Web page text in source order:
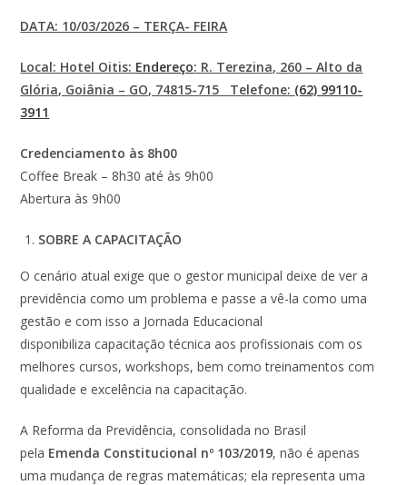
DATA: 10/03/2026 – TERÇA- FEIRA
Local: Hotel Oitis: Endereço: R. Terezina, 260 – Alto da
Glória, Goiânia – GO, 74815-715 Telefone: (62) 99110-
3911
Credenciamento às 8h00
Coffee Break – 8h30 até às 9h00
Abertura às 9h00
SOBRE A CAPACITAÇÃO
O cenário atual exige que o gestor municipal deixe de ver a
previdência como um problema e passe a vê-la como uma
gestão e com isso a Jornada Educacional
disponibiliza capacitação técnica aos profissionais com os
melhores cursos, workshops, bem como treinamentos com
qualidade e excelência na capacitação.
A Reforma da Previdência, consolidada no Brasil
pela Emenda Constitucional nº 103/2019, não é apenas
uma mudança de regras matemáticas; ela representa uma